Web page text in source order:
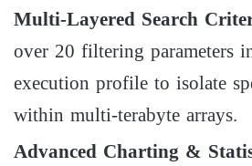
Multi-Layered Search
over 20 filtering parameters
execution profile to isolate
within multi-terabyte arrays.
Advanced Charting &